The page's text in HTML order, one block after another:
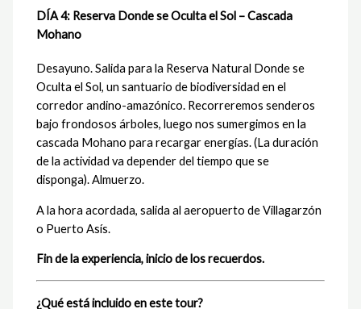
DÍA 4: Reserva Donde se Oculta el Sol – Cascada
Mohano
Desayuno. Salida para la Reserva Natural Donde se
Oculta el Sol, un santuario de biodiversidad en el
corredor andino-amazónico. Recorreremos senderos
bajo frondosos árboles, luego nos sumergimos en la
cascada Mohano para recargar energías. (La duración
de la actividad va depender del tiempo que se
disponga). Almuerzo.
A la hora acordada, salida al aeropuerto de Villagarzón
o Puerto Asís.
Fin de la experiencia, inicio de los recuerdos.
¿Qué está incluido en este tour?